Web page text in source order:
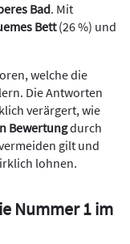
Bad. Mit
Bett(26 %) und
welche die
Die Antworten
verärgert, wie
Bewertungdurch
gilt und
lohnen.
Nummer 1 im